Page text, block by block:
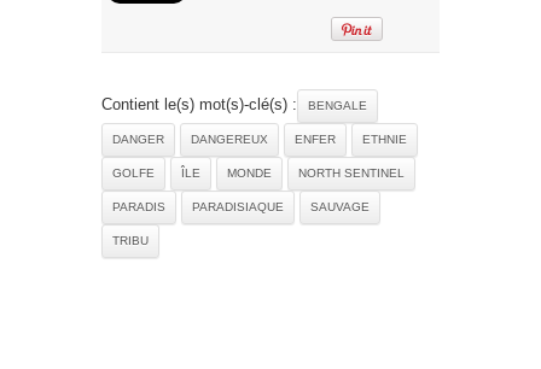
Contient le(s) mot(s)-clé(s) : BENGALE
DANGER DANGEREUX ENFER ETHNIE
GOLFE ÎLE MONDE NORTH SENTINEL
PARADIS PARADISIAQUE SAUVAGE
TRIBU